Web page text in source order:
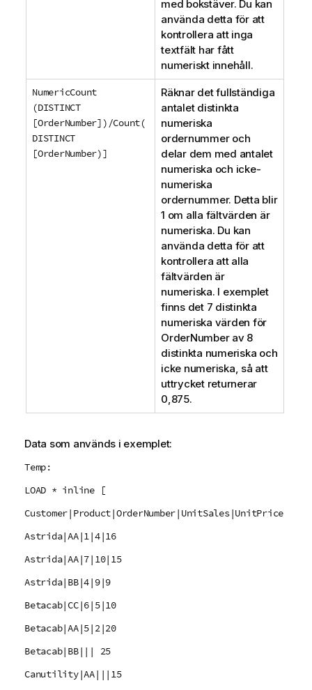
m
a
t
i
o
n
med bokstäver. Du kan
använda detta för att
kontrollera att inga
textfält har fått
numeriskt innehåll.
NumericCount
(DISTINCT
[OrderNumber])/Count(
DISTINCT
[OrderNumber)]
Räknar det fullständiga
antalet distinkta
numeriska
ordernummer och
delar dem med antalet
numeriska och icke-
numeriska
ordernummer. Detta blir
1 om alla fältvärden är
numeriska. Du kan
använda detta för att
kontrollera att alla
fältvärden är
numeriska. I exemplet
finns det 7 distinkta
numeriska värden för
OrderNumberav 8
distinkta numeriska och
icke numeriska, så att
uttrycket returnerar
0,875.
Data som används i exemplet:
Temp:
LOAD * inline [
Customer|Product|OrderNumber|UnitSales|UnitPrice
Astrida|AA|1|4|16
Astrida|AA|7|10|15
Astrida|BB|4|9|9
Betacab|CC|6|5|10
Betacab|AA|5|2|20
Betacab|BB||| 25
Canutility|AA|||15